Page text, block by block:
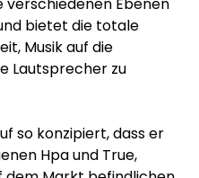
bietet die totale
Musik auf die
Lautsprecher zu
so konzipiert, dass er
Hpa und True,